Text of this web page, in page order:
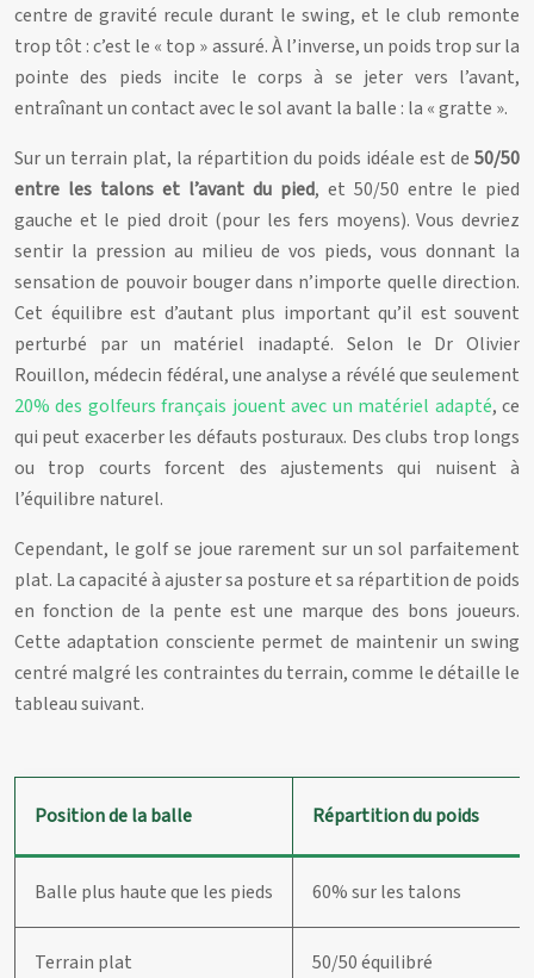
centre de gravité recule durant le swing, et le club remonte
trop tôt : c’est le « top » assuré. À l’inverse, un poids trop sur la
pointe des pieds incite le corps à se jeter vers l’avant,
entraînant un contact avec le sol avant la balle : la « gratte ».
Sur un terrain plat, la répartition du poids idéale est de 50/50
entre les talons et l’avant du pied, et 50/50 entre le pied
gauche et le pied droit (pour les fers moyens). Vous devriez
sentir la pression au milieu de vos pieds, vous donnant la
sensation de pouvoir bouger dans n’importe quelle direction.
Cet équilibre est d’autant plus important qu’il est souvent
perturbé par un matériel inadapté. Selon le Dr Olivier
Rouillon, médecin fédéral, une analyse a révélé que seulement
20% des golfeurs français jouent avec un matériel adapté, ce
qui peut exacerber les défauts posturaux. Des clubs trop longs
ou trop courts forcent des ajustements qui nuisent à
l’équilibre naturel.
Cependant, le golf se joue rarement sur un sol parfaitement
plat. La capacité à ajuster sa posture et sa répartition de poids
en fonction de la pente est une marque des bons joueurs.
Cette adaptation consciente permet de maintenir un swing
centré malgré les contraintes du terrain, comme le détaille le
tableau suivant.
Position de la balle Répartition du poids
Balle plus haute que les pieds 60% sur les talons
Terrain plat 50/50 équilibré